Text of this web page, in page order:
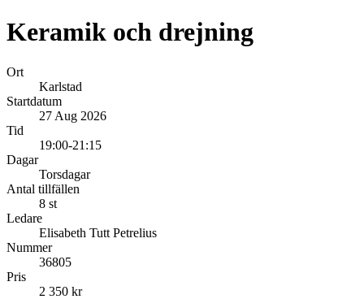
Keramik och drejning
Ort
Karlstad
Startdatum
27 Aug 2026
Tid
19:00-21:15
Dagar
Torsdagar
Antal tillfällen
8 st
Ledare
Elisabeth Tutt Petrelius
Nummer
36805
Pris
2 350 kr